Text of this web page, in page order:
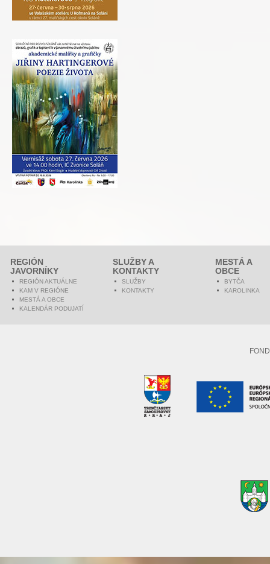
REGIÓN
JAVORNÍKY
REGIÓN AKTUÁLNE
KAM V REGIÓNE
MESTÁ A OBCE
KALENDÁR PODUJATÍ
SLUŽBY A
KONTAKTY
SLUŽBY
KONTAKTY
MESTÁ A
OBCE
BYTČA
KAROLINKA